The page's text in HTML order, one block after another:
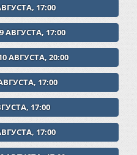
17:00
АВГУСТА, 17:00
АВГУСТА, 20:00
17:00
17:00
17:00